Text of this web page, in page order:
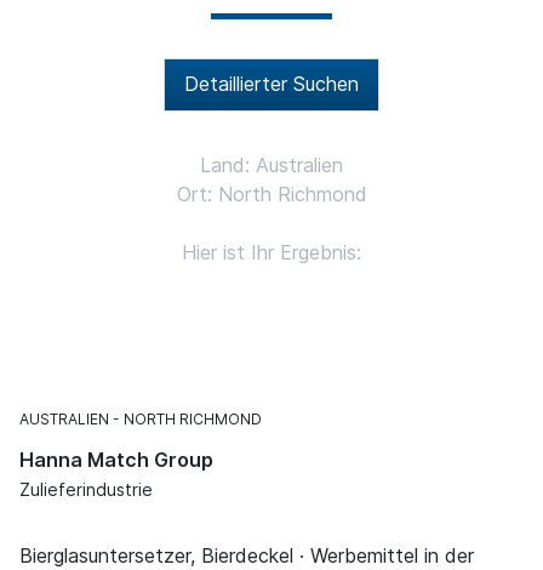
Detaillierter Suchen
Land: Australien
Ort: North Richmond
Hier ist Ihr Ergebnis:
AUSTRALIEN NORTH RICHMOND
Hanna Match Group
Zulieferindustrie
Bierglasuntersetzer, Bierdeckel · Werbemittel in der